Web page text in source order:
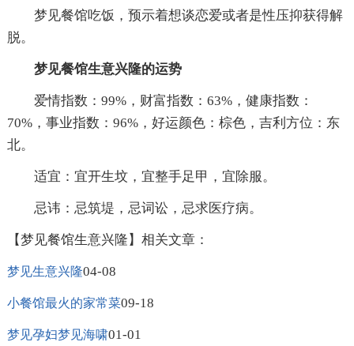
梦见餐馆吃饭，预示着想谈恋爱或者是性压抑获得解
脱。
梦见餐馆生意兴隆的运势
爱情指数：99%，财富指数：63%，健康指数：
70%，事业指数：96%，好运颜色：棕色，吉利方位：东
北。
适宜：宜开生坟，宜整手足甲，宜除服。
忌讳：忌筑堤，忌词讼，忌求医疗病。
【梦见餐馆生意兴隆】相关文章：
梦见生意兴隆04-08
小餐馆最火的家常菜09-18
梦见孕妇梦见海啸01-01